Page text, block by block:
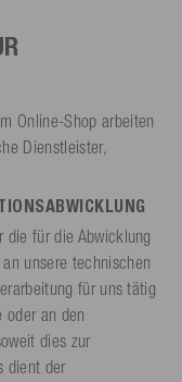
Online-Shop arbeiten
Dienstleister,
die für die Abwicklung
unsere technischen
für uns tätig
oder an den
dies zur
dient der